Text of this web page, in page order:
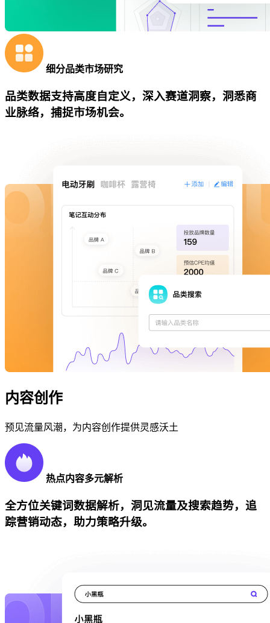
细分品类市场研究
品类数据支持高度自定义，深入赛道洞察，洞悉商
业脉络，捕捉市场机会。
内容创作
预见流量风潮，为内容创作提供灵感沃土
热点内容多元解析
全方位关键词数据解析，洞见流量及搜索趋势，追
踪营销动态，助力策略升级。